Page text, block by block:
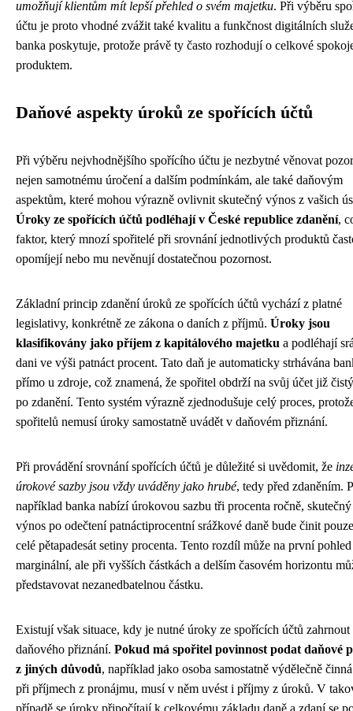
umožňují klientům mít lepší přehled o svém majetku. Při výběru
účtu je proto vhodné zvážit také kvalitu a funkčnost digitálních
banka poskytuje, protože právě ty často rozhodují o celkové
produktem.
Daňové aspekty úroků ze spořících účtů
Při výběru nejvhodnějšího spořícího účtu je nezbytné věnovat
nejen samotnému úročení a dalším podmínkám, ale také daňovým
aspektům, které mohou výrazně ovlivnit skutečný výnos z vašich
Úroky ze spořících účtů podléhají v České republice zdanění,
faktor, který mnozí spořitelé při srovnání jednotlivých produktů
opomíjejí nebo mu nevěnují dostatečnou pozornost.
Základní princip zdanění úroků ze spořících účtů vychází z platné
legislativy, konkrétně ze zákona o daních z příjmů. Úroky jsou
klasifikovány jako příjem z kapitálového majetku a podléhají
dani ve výši patnáct procent. Tato daň je automaticky strhávána
přímo u zdroje, což znamená, že spořitel obdrží na svůj účet již
po zdanění. Tento systém výrazně zjednodušuje celý proces,
spořitelů nemusí úroky samostatně uvádět v daňovém přiznání.
Při provádění srovnání spořících účtů je důležité si uvědomit, že
úrokové sazby jsou vždy uváděny jako hrubé, tedy před zdaněním.
například banka nabízí úrokovou sazbu tři procenta ročně,
výnos po odečtení patnáctiprocentní srážkové daně bude činit
celé pětapadesát setiny procenta. Tento rozdíl může na první
marginální, ale při vyšších částkách a delším časovém horizontu
představovat nezanedbatelnou částku.
Existují však situace, kdy je nutné úroky ze spořících účtů zahrnout
daňového přiznání. Pokud má spořitel povinnost podat daňové
z jiných důvodů, například jako osoba samostatně výdělečně
při příjmech z pronájmu, musí v něm uvést i příjmy z úroků. V